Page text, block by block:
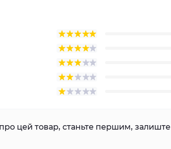
цей товар, станьте першим, залиште